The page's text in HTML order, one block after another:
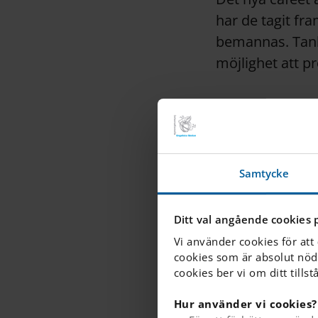
Samtycke
Ditt val angående cookies
Vi använder cookies för
cookies som är absolut
cookies ber vi om ditt
Hur använder vi cookies?
har de tagit
bemannas.
möjlighet att
verksamhet.
regler följs,
"Vi har
bättre än
Bella &